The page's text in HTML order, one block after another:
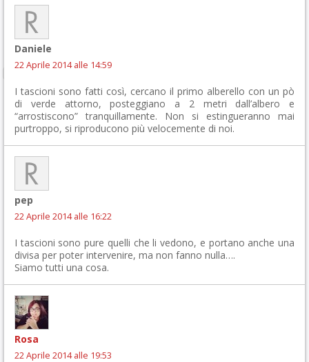
Daniele
22 Aprile 2014 alle 14:59
I tascioni sono fatti così, cercano il primo alberello con un pò
di verde attorno, posteggiano a 2 metri dall’albero e
“arrostiscono” tranquillamente. Non si estingueranno mai
purtroppo, si riproducono più velocemente di noi.
pep
22 Aprile 2014 alle 16:22
I tascioni sono pure quelli che li vedono, e portano anche una
divisa per poter intervenire, ma non fanno nulla….
Siamo tutti una cosa.
Rosa
22 Aprile 2014 alle 19:53